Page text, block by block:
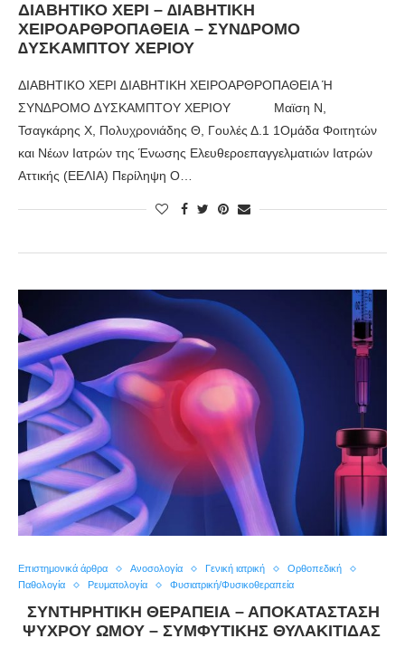
ΔΙΑΒΗΤΙΚΟ ΧΕΡΙ – ∆ΙΑΒΗΤΙΚΗ
ΧΕΙΡΟΑΡΘΡΟΠΑΘΕΙΑ – ΣΥΝ∆ΡΟΜΟ
∆ΥΣΚΑΜΠΤΟΥ ΧΕΡΙΟΥ
ΔΙΑΒΗΤΙΚΟ ΧΕΡΙ ∆ΙΑΒΗΤΙΚΗ ΧΕΙΡΟΑΡΘΡΟΠΑΘΕΙΑ Ή
ΣΥΝ∆ΡΟΜΟ ∆ΥΣΚΑΜΠΤΟΥ ΧΕΡΙΟΥ Μαϊση Ν,
Τσαγκάρης Χ, Πολυχρονιάδης Θ, Γουλές Δ.1 1Ομάδα Φοιτητών
και Νέων Ιατρών της Ένωσης Ελευθεροεπαγγελματιών Ιατρών
Αττικής (ΕΕΛΙΑ) Περίληψη Ο…
Επιστημονικά άρθρα Ανοσολογία Γενική ιατρική
Ορθοπεδική
Παθολογία
Ρευματολογία Φυσιατρική/Φυσικοθεραπεία
ΣΥΝΤΗΡΗΤΙΚΗ ΘΕΡΑΠΕΙΑ – ΑΠΟΚΑΤΑΣΤΑΣΗ
ΨΥΧΡΟΥ ΩΜΟΥ – ΣΥΜΦΥΤΙΚΗΣ ΘΥΛΑΚΙΤΙΔΑΣ